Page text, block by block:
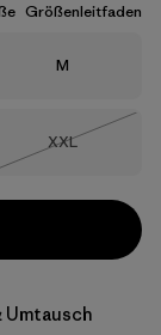
Größenleitfaden
Größe
M
Größe
XXL
Umtausch